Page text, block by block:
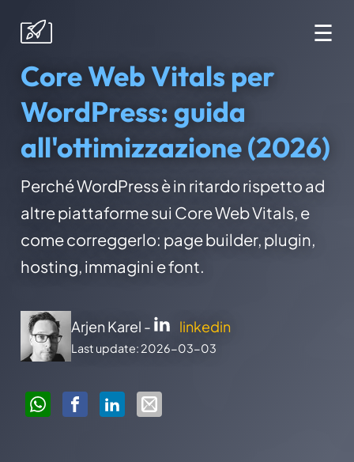
☰
Core Web Vitals per
WordPress: guida
all'ottimizzazione (2026)
Perché WordPress è in ritardo rispetto ad
altre piattaforme sui Core Web Vitals, e
come correggerlo: page builder, plugin,
hosting, immagini e font.
Arjen Karel - linkedin
Last update: 2026-03-03